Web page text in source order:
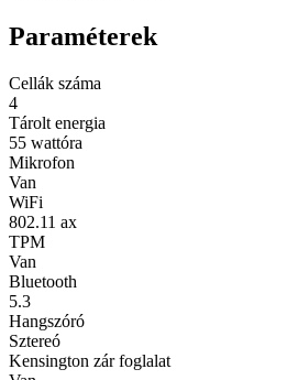
Paraméterek
Cellák száma
4
Tárolt energia
55 wattóra
Mikrofon
Van
WiFi
802.11 ax
TPM
Van
Bluetooth
5.3
Hangszóró
Sztereó
Kensington zár foglalat